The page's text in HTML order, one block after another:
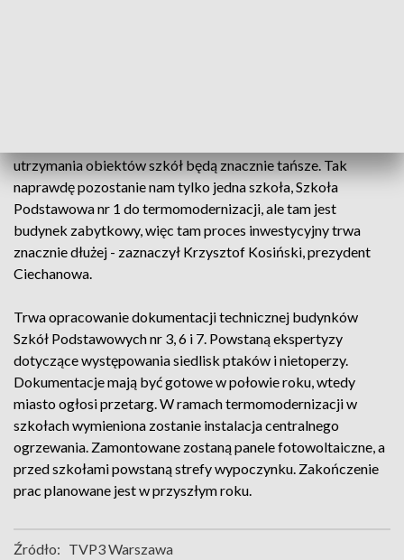
utrzymania obiektów szkół będą znacznie tańsze. Tak
naprawdę pozostanie nam tylko jedna szkoła, Szkoła
Podstawowa nr 1 do termomodernizacji, ale tam jest
budynek zabytkowy, więc tam proces inwestycyjny trwa
znacznie dłużej - zaznaczył Krzysztof Kosiński, prezydent
Ciechanowa.
Trwa opracowanie dokumentacji technicznej budynków
Szkół Podstawowych nr 3, 6 i 7. Powstaną ekspertyzy
dotyczące występowania siedlisk ptaków i nietoperzy.
Dokumentacje mają być gotowe w połowie roku, wtedy
miasto ogłosi przetarg. W ramach termomodernizacji w
szkołach wymieniona zostanie instalacja centralnego
ogrzewania. Zamontowane zostaną panele fotowoltaiczne, a
przed szkołami powstaną strefy wypoczynku. Zakończenie
prac planowane jest w przyszłym roku.
Źródło: TVP3 Warszawa